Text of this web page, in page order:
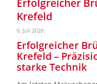
Erfolgreicher
Krefeld
6. Juli 2026
Erfolgreicher
Krefeld –
starke Technik